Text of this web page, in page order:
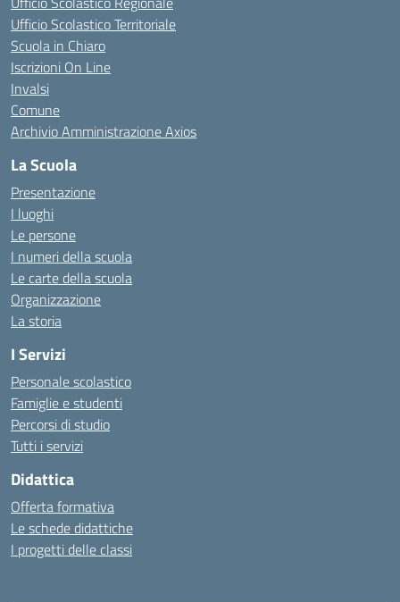
Ufficio Scolastico Territoriale
Scuola in Chiaro
Iscrizioni On Line
Invalsi
Comune
Archivio Amministrazione Axios
La Scuola
Presentazione
I luoghi
Le persone
I numeri della scuola
Le carte della scuola
Organizzazione
La storia
I Servizi
Personale scolastico
Famiglie e studenti
Percorsi di studio
Tutti i servizi
Didattica
Offerta formativa
Le schede didattiche
I progetti delle classi